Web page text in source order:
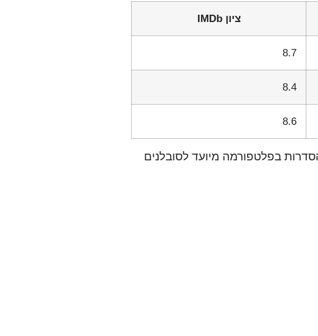
ציון IMDb
8.7
8.4
8.6
בפלטפורמה מיועד לסובלנים